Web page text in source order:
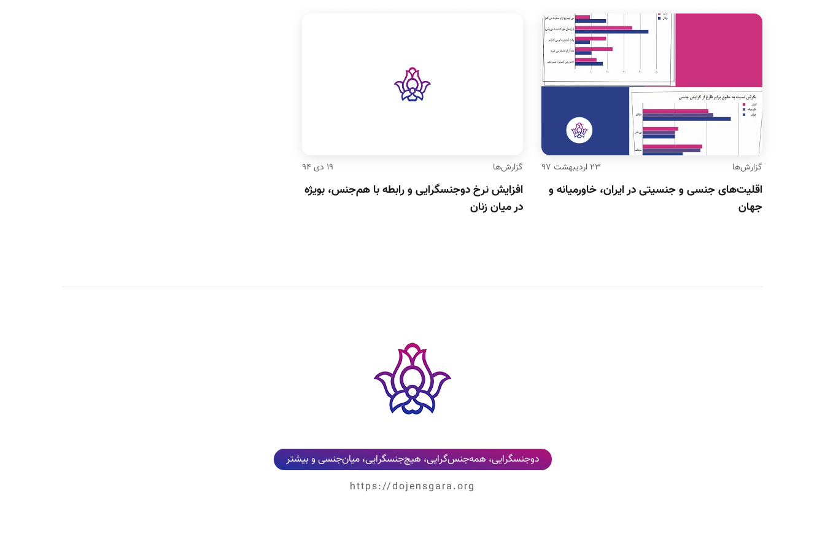
گزارش‌ها ۲۳ اردیبهشت ۹۷
اقلیت‌های جنسی و جنسیتی در ایران، خاورمیانه و
جهان
گزارش‌ها ۱۹ دی ۹۴
افزایش نرخ دوجنسگرایی و رابطه با هم‌جنس، بویژه
در میان زنان
دوجنسگرایی، همه‌جنس‌گرایی، هیچ‌جنسگرایی، میان‌جنسی و بیشتر
https://dojensgara.org